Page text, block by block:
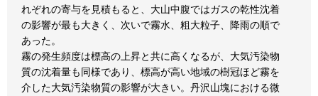
れぞれの寄与を見積もると、大山中腹ではガスの乾性沈着
の影響が最も大きく、次いで霧水、粗大粒子、降雨の順で
あった。
霧の発生頻度は標高の上昇と共に高くなるが、大気汚染物
質の沈着量も同様であり、標高が高い地域の樹冠ほど霧を
介した大気汚染物質の影響が大きい。丹沢山塊における微